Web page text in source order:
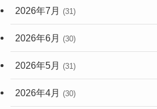
2026年7月 (31)
2026年6月 (30)
2026年5月 (31)
2026年4月 (30)